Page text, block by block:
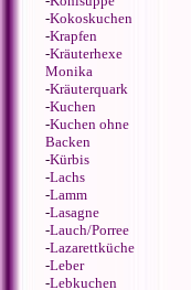
-Kokoskuchen
-Krapfen
-Kräuterhexe
Monika
-Kräuterquark
-Kuchen
-Kuchen ohne
Backen
-Kürbis
-Lachs
-Lamm
-Lasagne
-Lauch/Porree
-Lazarettküche
-Leber
-Lebkuchen